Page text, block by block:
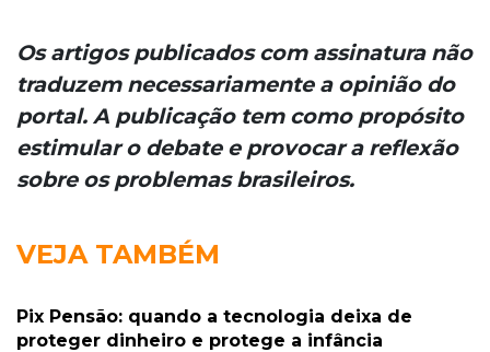
Os artigos publicados com assinatura não
traduzem necessariamente a opinião do
portal. A publicação tem como propósito
estimular o debate e provocar a reflexão
sobre os problemas brasileiros.
VEJA TAMBÉM
Pix Pensão: quando a tecnologia deixa de
proteger dinheiro e protege a infância